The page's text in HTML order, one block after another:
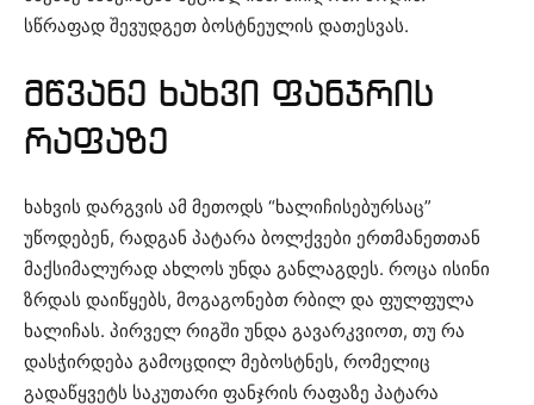
სწრაფად შევუდგეთ ბოსტნეულის დათესვას.
მწვანე ხახვი ფანჯრის
რაფაზე
ხახვის დარგვის ამ მეთოდს “ხალიჩისებურსაც”
უწოდებენ, რადგან პატარა ბოლქვები ერთმანეთთან
მაქსიმალურად ახლოს უნდა განლაგდეს. როცა ისინი
ზრდას დაიწყებს, მოგაგონებთ რბილ და ფულფულა
ხალიჩას. პირველ რიგში უნდა გავარკვიოთ, თუ რა
დასჭირდება გამოცდილ მებოსტნეს, რომელიც
გადაწყვეტს საკუთარი ფანჯრის რაფაზე პატარა